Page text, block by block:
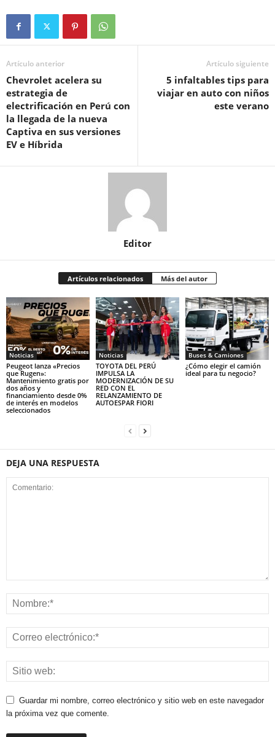
Artículo anterior
Chevrolet acelera su
estrategia de
electrificación en Perú con
la llegada de la nueva
Captiva en sus versiones
EV e Híbrida
Artículo siguiente
5 infaltables tips para
viajar en auto con niños
este verano
Editor
Artículos relacionados Más del autor
Noticias
Peugeot lanza «Precios
que Rugen»:
Mantenimiento gratis por
dos años y
financiamiento desde 0%
de interés en modelos
seleccionados
Noticias
TOYOTA DEL PERÚ
IMPULSA LA
MODERNIZACIÓN DE SU
RED CON EL
RELANZAMIENTO DE
AUTOESPAR FIORI
Buses & Camiones
¿Cómo elegir el camión
ideal para tu negocio?
DEJA UNA RESPUESTA
Guardar mi nombre, correo electrónico y sitio web en este navegador
la próxima vez que comente.